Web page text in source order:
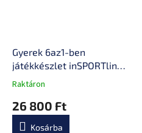
Gyerek 6az1-ben
játékkészlet inSPORTline
SCS530
A
átlagos
értékelése
Raktáron
26 800 Ft
Kosárba